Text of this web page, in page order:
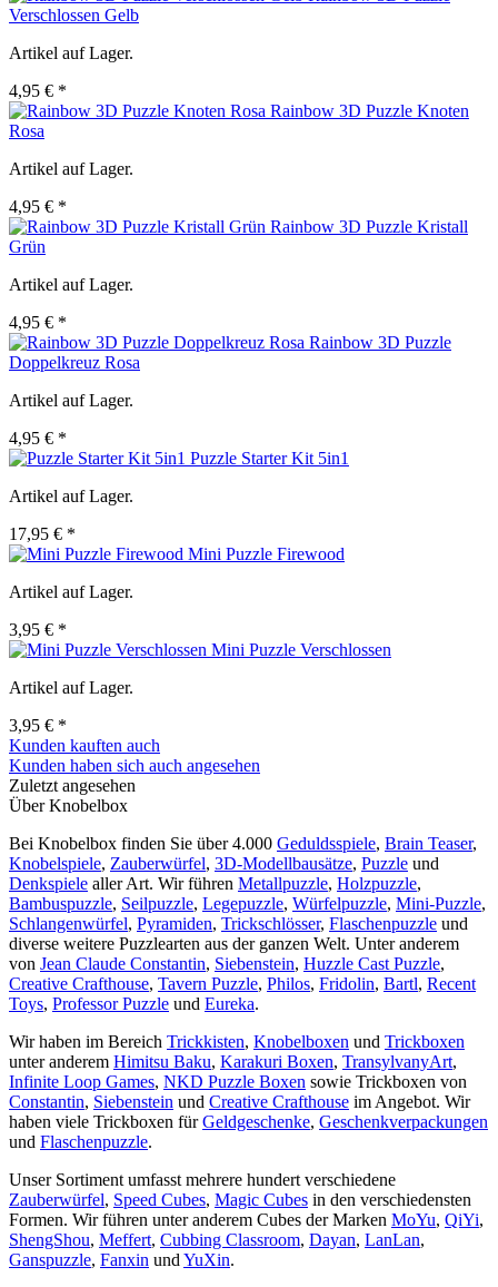
Verschlossen Gelb
Artikel auf Lager.
4,95 € *
Rainbow 3D Puzzle Knoten
Rosa
Artikel auf Lager.
4,95 € *
Rainbow 3D Puzzle Kristall
Grün
Artikel auf Lager.
4,95 € *
Rainbow 3D Puzzle
Doppelkreuz Rosa
Artikel auf Lager.
4,95 € *
Puzzle Starter Kit 5in1
Artikel auf Lager.
17,95 € *
Mini Puzzle Firewood
Artikel auf Lager.
3,95 € *
Mini Puzzle Verschlossen
Artikel auf Lager.
3,95 € *
Kunden kauften auch
Kunden haben sich auch angesehen
Zuletzt angesehen
Über Knobelbox
Bei Knobelbox finden Sie über 4.000 Geduldsspiele, Brain Teaser,
Knobelspiele, Zauberwürfel, 3D-Modellbausätze, Puzzle und
Denkspiele aller Art. Wir führen Metallpuzzle, Holzpuzzle,
Bambuspuzzle, Seilpuzzle, Legepuzzle, Würfelpuzzle, Mini-Puzzle,
Schlangenwürfel, Pyramiden, Trickschlösser, Flaschenpuzzle und
diverse weitere Puzzlearten aus der ganzen Welt. Unter anderem
von Jean Claude Constantin, Siebenstein, Huzzle Cast Puzzle,
Creative Crafthouse, Tavern Puzzle, Philos, Fridolin, Bartl, Recent
Toys, Professor Puzzle und Eureka.
Wir haben im Bereich Trickkisten, Knobelboxen und Trickboxen
unter anderem Himitsu Baku, Karakuri Boxen, TransylvanyArt,
Infinite Loop Games, NKD Puzzle Boxen sowie Trickboxen von
Constantin, Siebenstein und Creative Crafthouse im Angebot. Wir
haben viele Trickboxen fürGeldgeschenke, Geschenkverpackungen
und Flaschenpuzzle.
Unser Sortiment umfasst mehrere hundert verschiedene
Zauberwürfel, Speed Cubes, Magic Cubes in den verschiedensten
Formen. Wir führen unter anderem Cubes der Marken MoYu, QiYi,
ShengShou, Meffert, Cubbing Classroom, Dayan, LanLan,
Ganspuzzle, Fanxin und YuXin.